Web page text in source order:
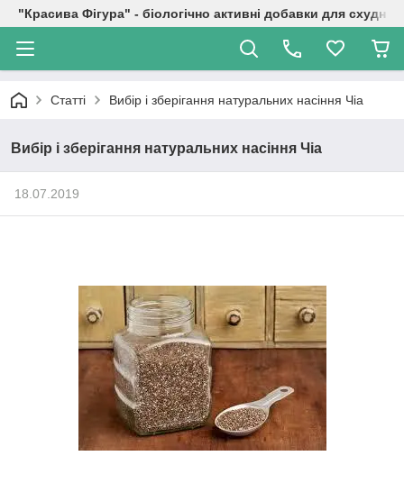
"Красива Фігура" - біологічно активні добавки для
Статті Вибір і зберігання натуральних насіння Чіа
Вибір і зберігання натуральних насіння Чіа
18.07.2019